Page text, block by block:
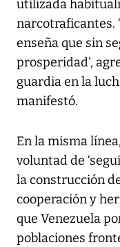
utilizada
narcotraficantes.
enseña que sin
prosperidad’,
guardia en la
manifestó.
En la misma
voluntad de
la construcción
cooperación y
que Venezuela
poblaciones